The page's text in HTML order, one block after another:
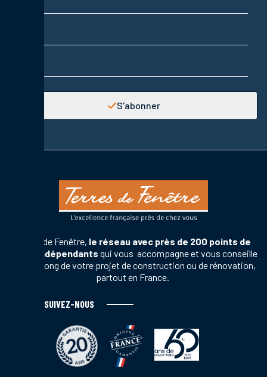
S'abonner
Terres de Fenêtre, le réseau avec près de 200 points de
vente indépendants qui vous accompagne et vous conseille
tout au long de votre projet de construction ou de rénovation,
partout en France.
SUIVEZ-NOUS